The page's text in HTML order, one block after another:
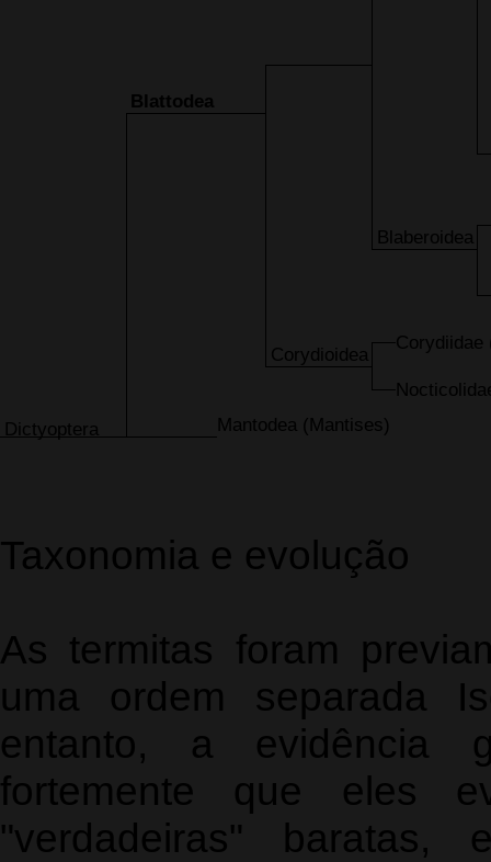
Dictyoptera
Blattodea
Blaberoidea
Corydioidea
Corydiidae
Mantodea (Mantises)
Taxonomia e evolução
As termitas foram
uma ordem separada
entanto, a evidência
fortemente que eles
"verdadeiras"